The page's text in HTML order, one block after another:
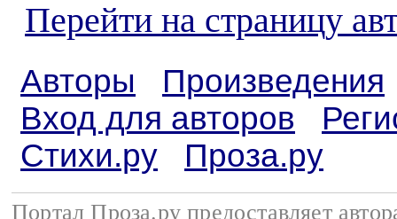
Перейти на страницу
Авторы
Произведения
Вход для авторов
Стихи.ру
Проза.ру
Портал Проза.ру предоставляет